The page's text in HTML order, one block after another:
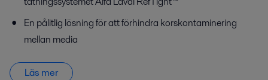
En pålitlig lösning för att förhindra korskontaminering
mellan media
Läs mer